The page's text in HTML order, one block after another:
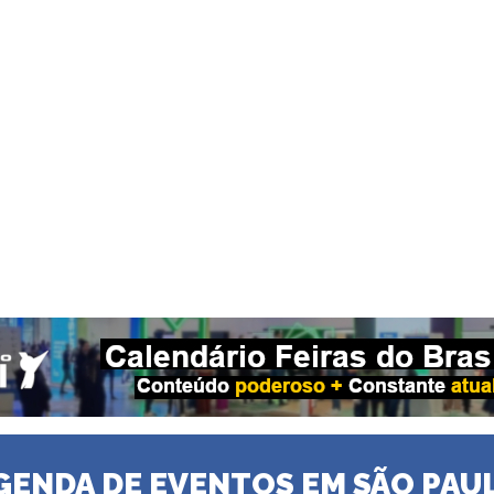
DE EVENTOS EM SÃO